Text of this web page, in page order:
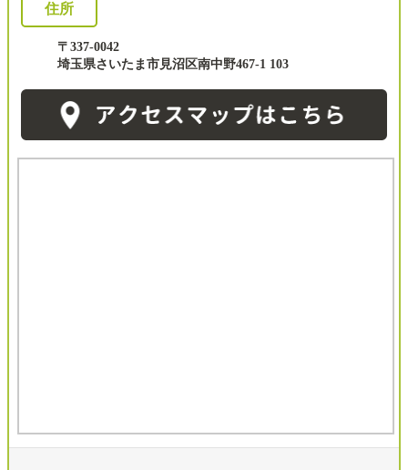
住所
〒337-0042
埼玉県さいたま市見沼区南中野467-1 103